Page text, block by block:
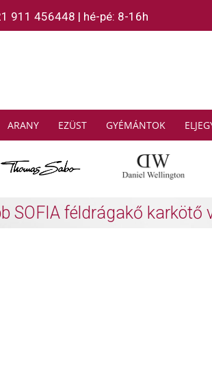
911 456448 | hé-pé: 8-16h
ARANY EZÜST GYÉMÁNTOK
SABO: Gyűjtsön és